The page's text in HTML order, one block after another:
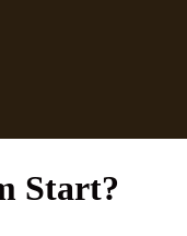
Start?